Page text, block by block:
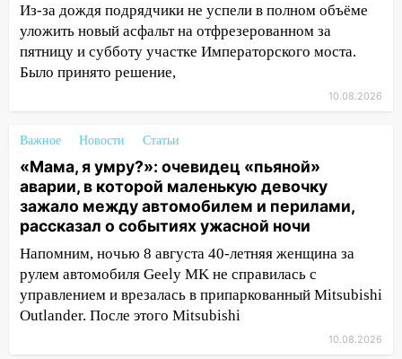
11:53 Стало известно о состоянии
девочки, которую зажало между
автомобилем и перилами во время
«пьяного» ДТП на Федерации
административно-технического
контроля администрации Ульяновска
11:12 В Ульяновской области в огне
погиб один человек
11:05 12 человек погибли и 39 получили
ранения после атаки беспилотников на
Нижнекамск
10:51 В Ульяновской области
Из-за дождя подрядчики не успели в полном объёме
уложить новый асфальт на отфрезерованном за
пятницу и субботу участке Императорского моста.
Было принято решение,
10.08.2026
Важное Новости Статьи
«Мама, я умру?»: очевидец «пьяной»
аварии, в которой маленькую девочку
зажало между автомобилем и перилами,
рассказал о событиях ужасной ночи
Напомним, ночью 8 августа 40-летняя женщина за
рулем автомобиля Geely MK не справилась с
управлением и врезалась в припаркованный Mitsubishi
Outlander. После этого Mitsubishi
10.08.2026